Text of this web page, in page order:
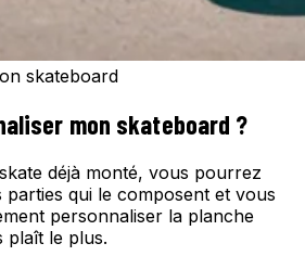
skateboard
mon skateboard ?
déjà monté, vous pourrez
qui le composent et vous
personnaliser la planche
plaît le plus.